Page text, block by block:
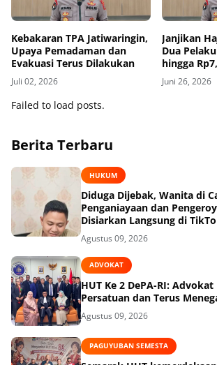
Kebakaran TPA Jatiwaringin,
Upaya Pemadaman dan
Evakuasi Terus Dilakukan
Juli 02, 2026
Janjikan
Dua
hingga
Juni 26, 2026
Failed to load posts.
Berita Terbaru
HUKUM
Diduga Dijebak, Wanita di
Penganiayaan dan
Disiarkan Langsung di
Agustus 09, 2026
ADVOKAT
HUT Ke 2 DePA-RI:
Persatuan dan Terus
Agustus 09, 2026
PAGUYUBAN SEMESTA